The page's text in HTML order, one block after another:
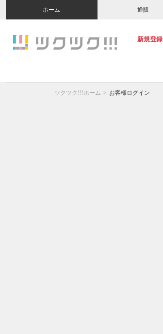
ホーム 通販
新規登録
ツクツク!!!ホーム お客様ログイン